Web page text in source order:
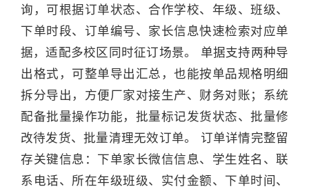
询，可根据订单状态、合作学校、年级、班级、
下单时段、订单编号、家长信息快速检索对应单
据，适配多校区同时征订场景。 单据支持两种导
出格式，可整单导出汇总，也能按单品规格明细
拆分导出，方便厂家对接生产、财务对账；系统
配备批量操作功能，批量标记发货状态、批量修
改待发货、批量清理无效订单。 订单详情完整留
存关键信息：下单家长微信信息、学生姓名、联
系电话、所在年级班级、实付金额、下单时间、